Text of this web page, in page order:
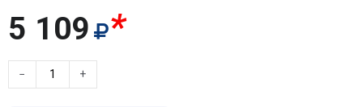
5 109 *
− +